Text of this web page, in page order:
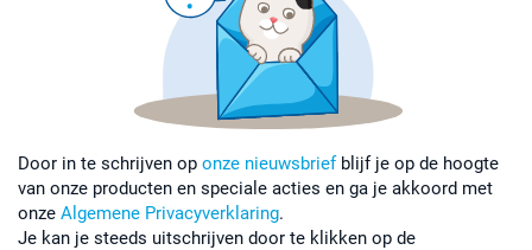
Door in te schrijven op onze nieuwsbriefblijf je op de hoogte
van onze producten en speciale acties en ga je akkoord met
onze Algemene Privacyverklaring.
Je kan je steeds uitschrijven door te klikken op de